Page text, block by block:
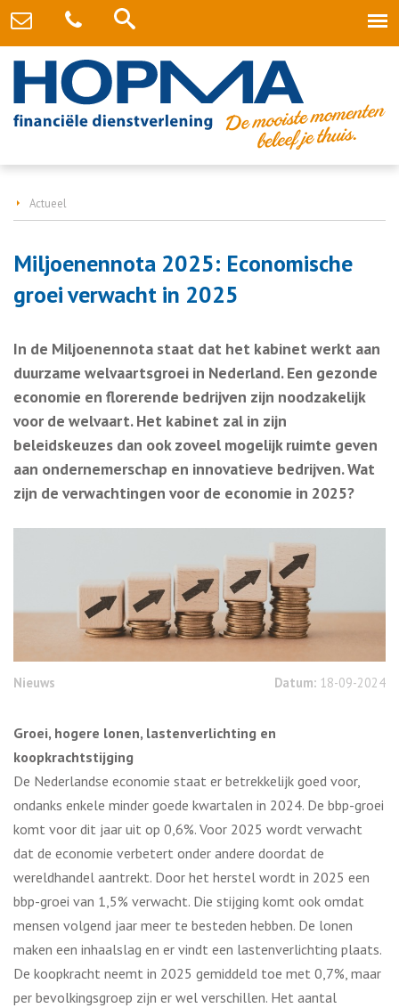
Actueel
Miljoenennota 2025: Economische
groei verwacht in 2025
In de Miljoenennota staat dat het kabinet werkt aan
duurzame welvaartsgroei in Nederland. Een gezonde
economie en florerende bedrijven zijn noodzakelijk
voor de welvaart. Het kabinet zal in zijn
beleidskeuzes dan ook zoveel mogelijk ruimte geven
aan ondernemerschap en innovatieve bedrijven. Wat
zijn de verwachtingen voor de economie in 2025?
Nieuws Datum: 18-09-2024
Groei, hogere lonen, lastenverlichting en
koopkrachtstijging
De Nederlandse economie staat er betrekkelijk goed voor,
ondanks enkele minder goede kwartalen in 2024. De bbp-groei
komt voor dit jaar uit op 0,6%. Voor 2025 wordt verwacht
dat de economie verbetert onder andere doordat de
wereldhandel aantrekt. Door het herstel wordt in 2025 een
bbp-groei van 1,5% verwacht. Die stijging komt ook omdat
mensen volgend jaar meer te besteden hebben. De lonen
maken een inhaalslag en er vindt een lastenverlichting plaats.
De koopkracht neemt in 2025 gemiddeld toe met 0,7%, maar
per bevolkingsgroep zijn er wel verschillen. Het aantal